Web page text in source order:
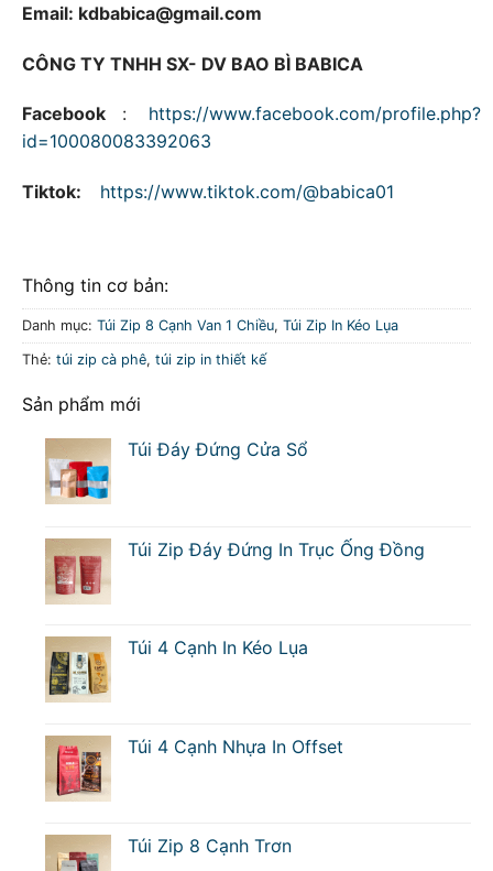
Email: kdbabica@gmail.com
CÔNG TY TNHH SX- DV BAO BÌ BABICA
Facebook: https://www.facebook.com/profile.php?
id=100080083392063
Tiktok: https://www.tiktok.com/@babica01
Thông tin cơ bản:
Danh mục: Túi Zip 8 Cạnh Van 1 Chiều, Túi Zip In Kéo Lụa
Thẻ: túi zip cà phê, túi zip in thiết kế
Sản phẩm mới
Túi Đáy Đứng Cửa Sổ
Túi Zip Đáy Đứng In Trục Ống Đồng
Túi 4 Cạnh In Kéo Lụa
Túi 4 Cạnh Nhựa In Offset
Túi Zip 8 Cạnh Trơn